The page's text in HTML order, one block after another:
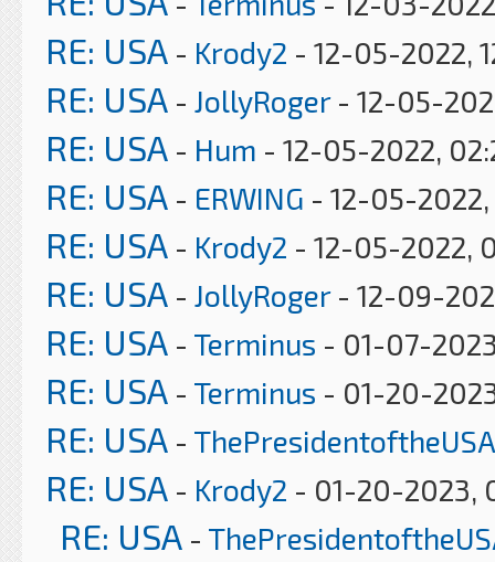
RE: USA - Krody2 - 12-05-2022,
RE: USA - JollyRoger- 12-05-
RE: USA - Hum - 12-05-2022,
RE: USA - ERWING - 12-05-
RE: USA - Krody2 - 12-05-2022,
RE: USA - JollyRoger- 12-09-
RE: USA - Terminus - 01-07-
RE: USA - Terminus - 01-20-
RE: USA - ThePresidentoftheUSA
RE: USA - Krody2 - 01-20-2023,
RE: USA -